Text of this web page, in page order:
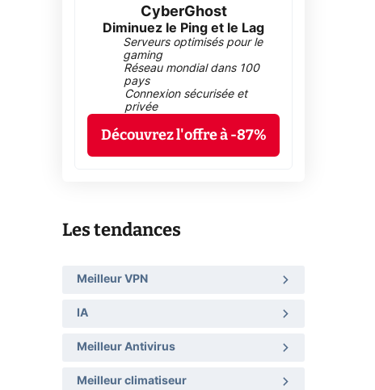
CyberGhost
Diminuez le Ping et le Lag
Serveurs optimisés pour le
gaming
Réseau mondial dans 100
pays
Connexion sécurisée et
privée
Découvrez l'offre à -87%
Les tendances
Meilleur VPN
IA
Meilleur Antivirus
Meilleur climatiseur